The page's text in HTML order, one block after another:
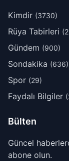
Kimdir (3730)
Rüya Tabirleri
Gündem (900)
Sondakika (636)
Spor (29)
Faydalı Bilgiler
Bülten
Güncel
abone olun.